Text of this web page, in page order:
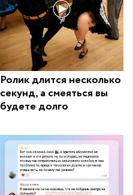
Ролик длится несколько
секунд, а смеяться вы
будете долго